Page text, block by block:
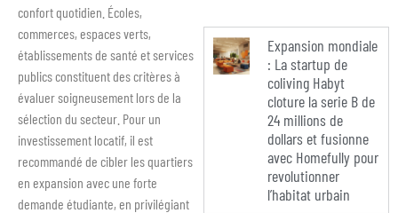
confort quotidien. Écoles,
commerces, espaces verts,
établissements de santé et services
publics constituent des critères à
évaluer soigneusement lors de la
sélection du secteur. Pour un
investissement locatif, il est
recommandé de cibler les quartiers
en expansion avec une forte
demande étudiante, en privilégiant
Expansion mondiale
: La startup de
coliving Habyt
cloture la serie B de
24 millions de
dollars et fusionne
avec Homefully pour
revolutionner
l’habitat urbain